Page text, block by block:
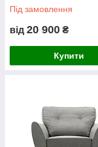
Під замовлення
від 20 900 ₴
Купити